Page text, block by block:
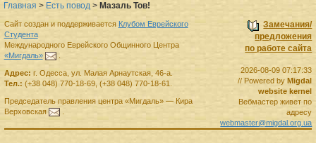
Главная > Есть повод > Мазаль Тов!
Замечания/
предложения
по работе сайта
2026-08-09 07:17:33
// Powered byMigdal
website kernel
Вебмастер живет по
адресу
webmaster@migdal.org.ua
Сайт создан и поддерживается Клубом Еврейского
Студента
Международного Еврейского Общинного Центра
«Мигдаль»
.
Адрес: г. Одесса, ул. Малая Арнаутская, 46-а.
Тел.: (+38 048) 770-18-69, (+38 048) 770-18-61
Председатель правленияцентра «Мигдаль»— Кира
Верховская
.